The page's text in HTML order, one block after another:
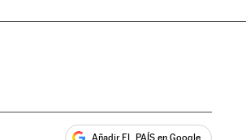
Añadir EL PAÍS en Google